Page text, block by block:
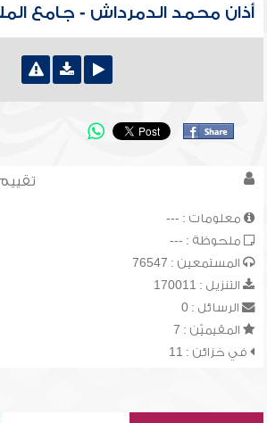
أذان محمد الدمرداش - جامع
معلومات : ---
ملحوظة : ---
المستمعين : 76547
التنزيل : 170011
الرسائل : 0
المقيميّن : 7
في خزائن : 11